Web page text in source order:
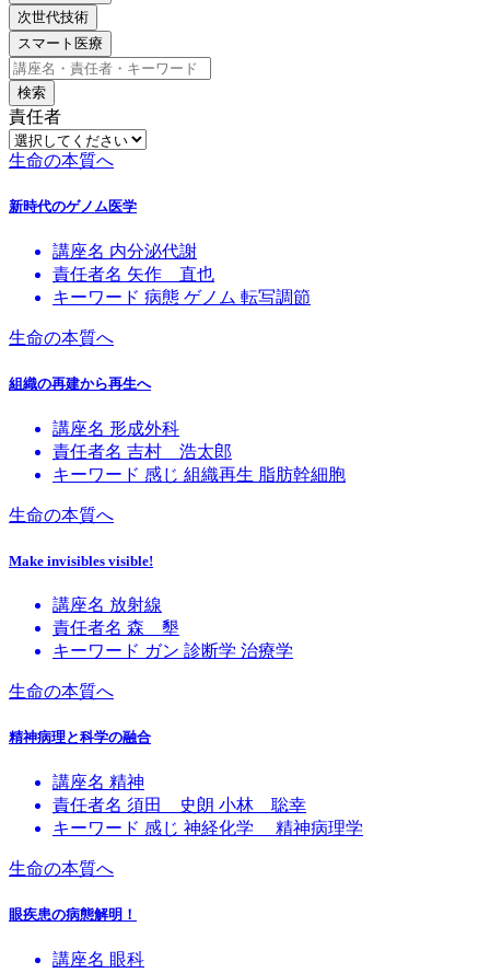
次世代技術
スマート医療
検索
責任者
生命の本質へ
新時代のゲノム医学
講座名 内分泌代謝
責任者名 矢作 直也
キーワード 病態 ゲノム 転写調節
生命の本質へ
組織の再建から再生へ
講座名 形成外科
責任者名 吉村 浩太郎
キーワード 感じ 組織再生 脂肪幹細胞
生命の本質へ
Make invisibles visible!
講座名 放射線
責任者名 森 墾
キーワード ガン 診断学 治療学
生命の本質へ
精神病理と科学の融合
講座名 精神
責任者名 須田 史朗 小林 聡幸
キーワード 感じ 神経化学 精神病理学
生命の本質へ
眼疾患の病態解明！
講座名 眼科